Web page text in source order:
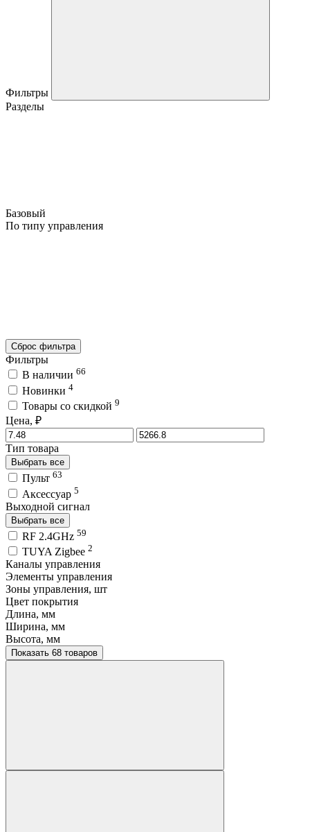
Фильтры
Разделы
Базовый
По типу управления
Сброс фильтра
Фильтры
В наличии 66
Новинки 4
Товары со скидкой 9
Цена, ₽
Тип товара
Выбрать все
Пульт 63
Аксессуар 5
Выходной сигнал
Выбрать все
RF 2.4GHz 59
TUYA Zigbee 2
Каналы управления
Элементы управления
Зоны управления, шт
Цвет покрытия
Длина, мм
Ширина, мм
Высота, мм
Показать 68 товаров